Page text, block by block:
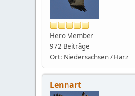
Hero Member
972 Beiträge
Ort: Niedersachsen / Harz
Lennart